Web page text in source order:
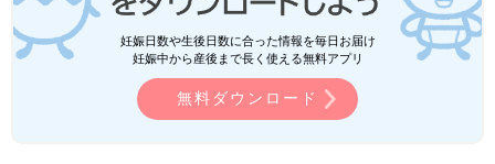
妊娠日数や生後日数に合った情報を毎日お届け
妊娠中から産後まで長く使える無料アプリ
無料ダウンロード